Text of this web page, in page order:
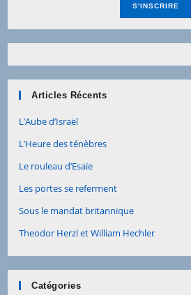
Articles Récents
L’Aube d’Israël
L’Heure des ténèbres
Le rouleau d’Esaïe
Les portes se referment
Sous le mandat britannique
Theodor Herzl et William Hechler
Catégories